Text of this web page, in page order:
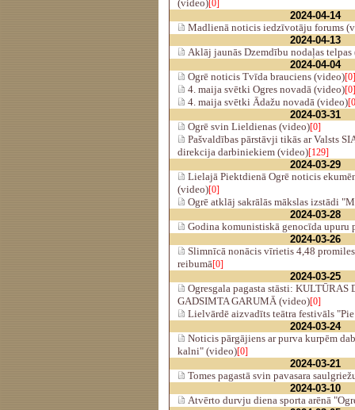
(video)[0]
2024-04-14
Madlienā noticis iedzīvotāju forums
2024-04-13
Aklāj jaunās Dzemdību nodaļas telpas
2024-04-04
Ogrē noticis Tvīda brauciens (video)[0]
4. maija svētki Ogres novadā (video)[0]
4. maija svētki Ādažu novadā (video)
2024-03-31
Ogrē svin Lieldienas (video)[0]
Pašvaldības pārstāvji tikās ar Valsts
direkcija darbiniekiem (video)[129]
2024-03-29
Lielajā Piektdienā Ogrē noticis
(video)[0]
Ogrē atklāj sakrālās mākslas izstādi
2024-03-28
Godina komunistiskā genocīda upuru
2024-03-26
Slimnīcā nonācis vīrietis 4,48
reibumā[0]
2024-03-25
Ogresgala pagasta stāsti: KULTŪRAS
GADSIMTA GARUMĀ (video)[0]
Lielvārdē aizvadīts teātra festivāls
2024-03-24
Noticis pārgājiens ar purva kurpēm
kalni" (video)[0]
2024-03-21
Tomes pagastā svin pavasara
2024-03-10
Atvērto durvju diena sporta arēnā